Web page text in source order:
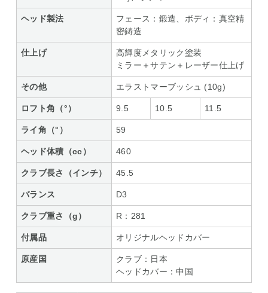
ヘッド製法
フェース：鍛造、ボディ：真空精
密鋳造
仕上げ
高輝度メタリック塗装
ミラー＋サテン＋レーザー仕上げ
その他 エラストマーブッシュ (10g)
ロフト角（°） 9.5 10.5 11.5
ライ角（°） 59
ヘッド体積（cc） 460
クラブ長さ（インチ） 45.5
バランス D3
クラブ重さ（g） R：281
付属品 オリジナルヘッドカバー
原産国
クラブ：日本
ヘッドカバー：中国